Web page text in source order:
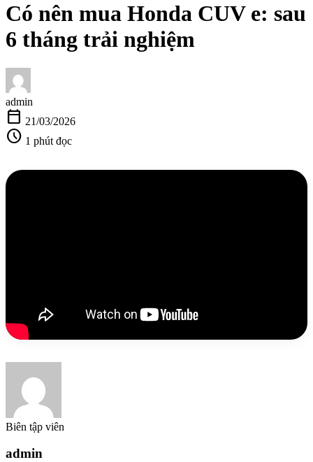
Có nên mua Honda CUV e: sau
6 tháng trải nghiệm
admin
calendar_today 21/03/2026
schedule 1 phút đọc
Biên tập viên
admin